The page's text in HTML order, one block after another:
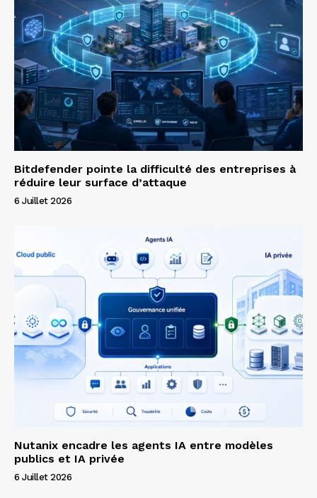
Bitdefender pointe la difficulté des entreprises à
réduire leur surface d’attaque
6 Juillet 2026
Nutanix encadre les agents IA entre modèles
publics et IA privée
6 Juillet 2026